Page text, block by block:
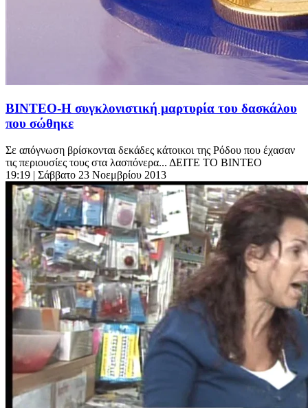
ΒΙΝΤΕΟ-Η συγκλονιστική μαρτυρία του δασκάλου
που σώθηκε
Σε απόγνωση βρίσκονται δεκάδες κάτοικοι της Ρόδου που έχασαν
τις περιουσίες τους στα λασπόνερα... ΔΕΙΤΕ ΤΟ ΒΙΝΤΕΟ
19:19 | Σάββατο 23 Νοεμβρίου 2013